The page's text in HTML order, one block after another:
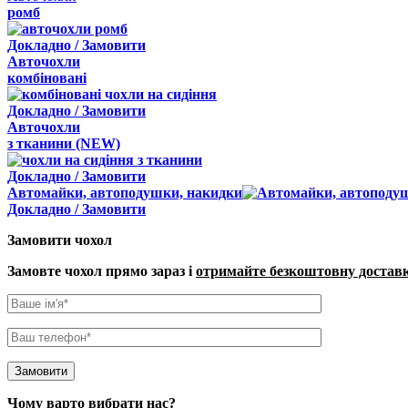
ромб
Докладно / Замовити
Авточохли
комбіновані
Докладно / Замовити
Авточохли
з тканини (NEW)
Докладно / Замовити
Автомайки, автоподушки, накидки
Докладно / Замовити
Замовити чохол
Замовте чохол прямо зараз і отримайте безкоштовну
Чому варто вибрати нас?